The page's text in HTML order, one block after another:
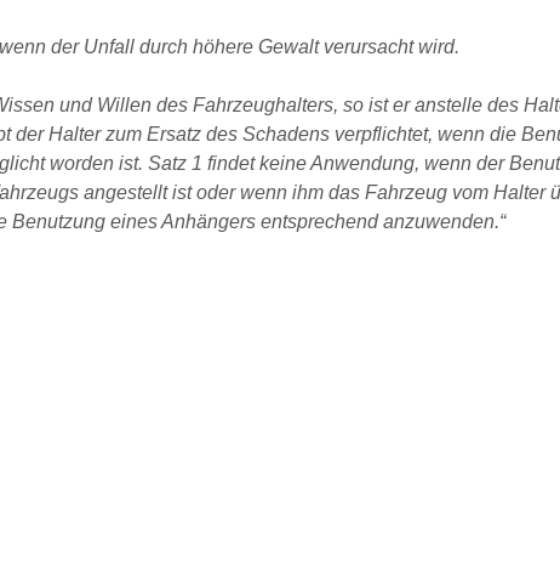
der Unfall durch höhere Gewalt verursacht wird.
und Willen des Fahrzeughalters, so ist er anstelle des
der Halter zum Ersatz des Schadens verpflichtet, wenn die
worden ist. Satz 1 findet keine Anwendung, wenn der
angestellt ist oder wenn ihm das Fahrzeug vom Halter
eines Anhängers entsprechend anzuwenden.“